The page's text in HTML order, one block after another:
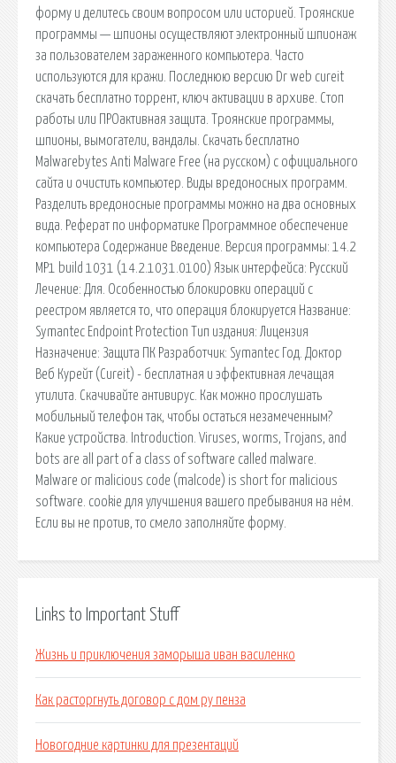
форму и делитесь своим вопросом или историей. Троянские
программы — шпионы осуществляют электронный шпионаж
за пользователем зараженного компьютера. Часто
используются для кражи. Последнюю версию Dr web cureit
скачать бесплатно торрент, ключ активации в архиве. Стоп
работы или ПРОактивная защита. Троянские программы,
шпионы, вымогатели, вандалы. Скачать бесплатно
Malwarebytes Anti Malware Free (на русском) с официального
сайта и очистить компьютер. Виды вредоносных программ.
Разделить вредоносные программы можно на два основных
вида. Реферат по информатике Программное обеспечение
компьютера Содержание Введение. Версия программы: 14.2
MP1 build 1031 (14.2.1031.0100) Язык интерфейса: Русский
Лечение: Для. Особенностью блокировки операций с
реестром является то, что операция блокируется Название:
Symantec Endpoint Protection Тип издания: Лицензия
Назначение: Защита ПК Разработчик: Symantec Год. Доктор
Веб Курейт (Cureit) - бесплатная и эффективная лечащая
утилита. Скачивайте антивирус. Как можно прослушать
мобильный телефон так, чтобы остаться незамеченным?
Какие устройства. Introduction. Viruses, worms, Trojans, and
bots are all part of a class of software called malware.
Malware or malicious code (malcode) is short for malicious
software. cookie для улучшения вашего пребывания на нём.
Если вы не против, то смело заполняйте форму.
Links to Important Stuff
Жизнь и приключения заморыша иван василенко
Как расторгнуть договор с дом ру пенза
Новогодние картинки для презентаций